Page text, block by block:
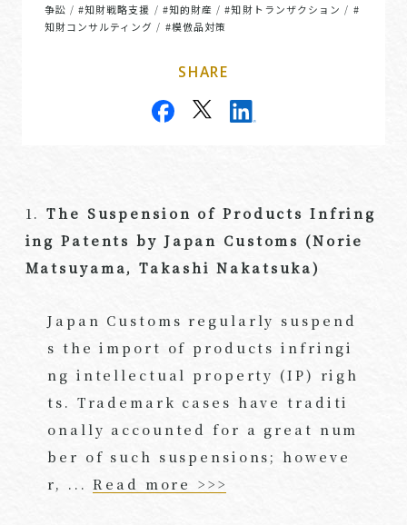
争訟 / #知財戦略支援 / #知的財産 /#知財トランザクション / #
知財コンサルティング / #模倣品対策
SHARE
1.The Suspension of Products Infring
ing Patents by Japan Customs (Norie
Matsuyama, Takashi Nakatsuka)
Japan Customs regularly suspend
s the import of products infringi
ng intellectual property (IP) righ
ts. Trademark cases have traditi
onally accounted for a great num
ber of such suspensions; howeve
r, ...Read more >>>